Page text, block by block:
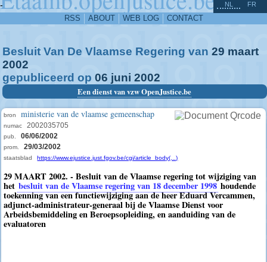
-
RSS ABOUT WEB LOG CONTACT
NL FR
Besluit Van De Vlaamse Regering van 29 maart
2002
gepubliceerd op 06 juni 2002
Een dienst van vzw OpenJustice.be
bron ministerie van de vlaamse gemeenschap
numac 2002035705
pub. 06/06/2002
prom. 29/03/2002
staatsblad https://www.ejustice.just.fgov.be/cgi/article_body(...)
29 MAART 2002. - Besluit van de Vlaamse regering tot wijziging van
het besluit van de Vlaamse regering van 18 december 1998 houdende
toekenning van een functiewijziging aan de heer Eduard Vercammen,
adjunct-administrateur-generaal bij de Vlaamse Dienst voor
Arbeidsbemiddeling en Beroepsopleiding, en aanduiding van de
evaluatoren
^